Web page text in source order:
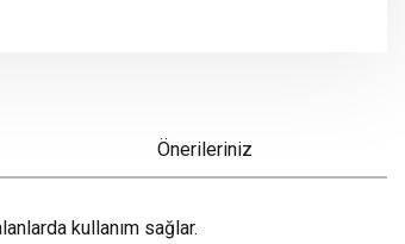
Önerileriniz
kullanım sağlar.